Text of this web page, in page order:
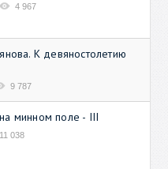
4 967
К девяностолетию
9 787
минном поле - III
11 038